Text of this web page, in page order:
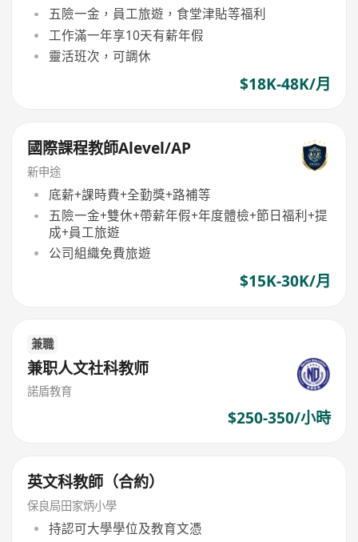
五險一金，員工旅遊，食堂津貼等福利
工作滿一年享10天有薪年假
靈活班次，可調休
$18K-48K/月
國際課程教師Alevel/AP
新申途
底薪+課時費+全勤獎+路補等
五險一金+雙休+帶薪年假+年度體檢+節日福利+提
成+員工旅遊
公司組織免費旅遊
$15K-30K/月
兼職
兼职人文社科教师
諾盾教育
$250-350/小時
英文科教師（合約）
保良局田家炳小學
持認可大學學位及教育文憑